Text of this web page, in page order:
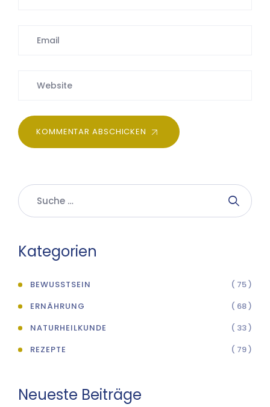
KOMMENTAR ABSCHICKEN
Kategorien
BEWUSSTSEIN
( 75 )
ERNÄHRUNG
( 68 )
NATURHEILKUNDE
( 33 )
REZEPTE
( 79 )
Neueste Beiträge